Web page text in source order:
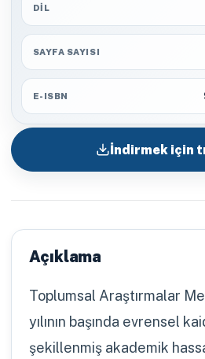
DIL
SAYFA SAYISI
E-ISBN
İndirmek için
Açıklama
Toplumsal Araştırmalar
yılının başında evrensel
şekillenmiş akademik